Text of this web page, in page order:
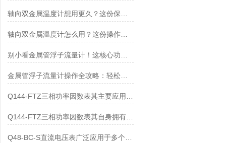
轴向双金属温度计怎么用？这份操作指南，新手也能快速拿捏！
金属管浮子流量计操作全攻略：轻松拿捏，精准掌控每一步！
Q144-FTZ三相功率因数表其自身拥有怎样的功能呢？